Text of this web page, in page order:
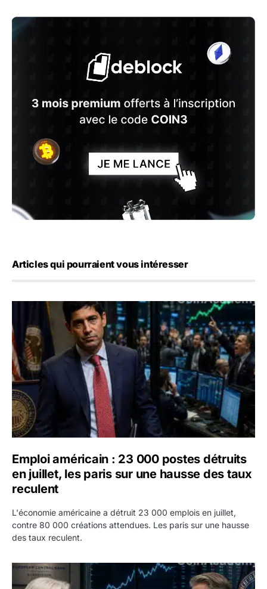
Articles qui pourraient vous intéresser
Emploi américain : 23 000 postes détruits en juillet, les
Emploi américain : 23 000 postes détruits
en juillet, les paris sur une hausse des taux
reculent
L'économie américaine a détruit 23 000 emplois en juillet,
contre 80 000 créations attendues. Les paris sur une hausse
des taux reculent.
Yen : Washington a vendu des euros sans prévenir la